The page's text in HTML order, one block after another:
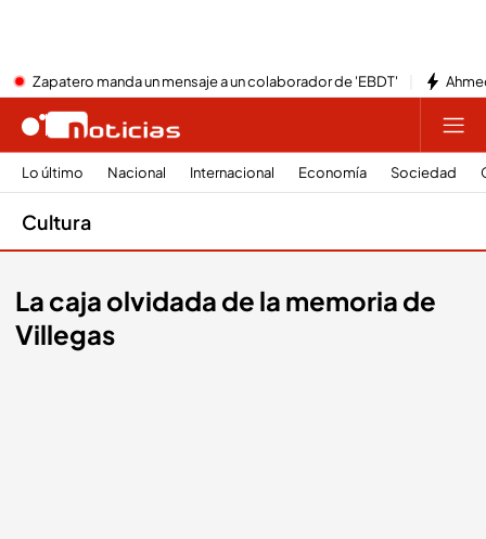
Zapatero manda un mensaje a un colaborador de 'EBDT'
Lo último Nacional Internacional Economía Sociedad
Cultura
La caja olvidada de la memoria de
Villegas